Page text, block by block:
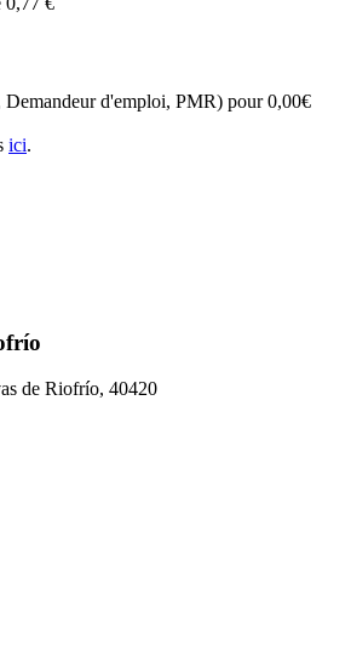
de Riofrío, 40420
Demandeur d'emploi, PMR) pour 0,00€
ici.